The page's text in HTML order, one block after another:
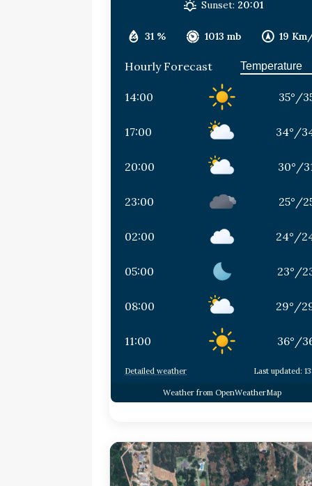
31 % 1013 mb 19
Sunset: 20:01
Hourly Forecast
14:00 35° /
17:00 34° /
20:00 30° /
23:00 25° /
02:00 24° /
05:00 23° /
08:00 29° /
11:00 36° /
Detailed weather Last updated:
Weather from OpenWeatherMap